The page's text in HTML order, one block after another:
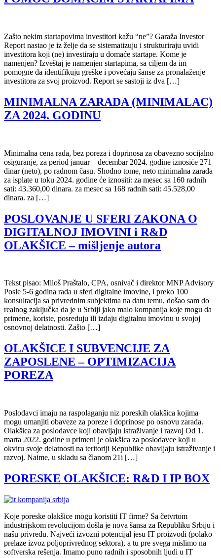
Zašto nekim startapovima investitori kažu “ne”? Garaža Investor
Report nastao je iz želje da se sistematizuju i strukturiraju uvidi
investitora koji (ne) investiraju u domaće startape. Kome je
namenjen? Izveštaj je namenjen startapima, sa ciljem da im
pomogne da identifikuju greške i povećaju šanse za pronalaženje
investitora za svoj proizvod. Report se sastoji iz dva […]
MINIMALNA ZARADA (MINIMALAC)
ZA 2024. GODINU
Minimalna cena rada, bez poreza i doprinosa za obavezno socijalno
osiguranje, za period januar – decembar 2024. godine iznosiće 271
dinar (neto), po radnom času. Shodno tome, neto minimalna zarada
za isplate u toku 2024. godine će iznositi: za mesec sa 160 radnih
sati: 43.360,00 dinara. za mesec sa 168 radnih sati: 45.528,00
dinara. za […]
POSLOVANJE U SFERI ZAKONA O
DIGITALNOJ IMOVINI i R&D
OLAKŠICE – mišljenje autora
Tekst pisao: Miloš Praštalo, CPA, osnivač i direktor MNP Advisory
Posle 5-6 godina rada u sferi digitalne imovine, i preko 100
konsultacija sa privrednim subjektima na datu temu, došao sam do
realnog zaključka da je u Srbiji jako malo kompanija koje mogu da
primene, koriste, posreduju ili izdaju digitalnu imovinu u svojoj
osnovnoj delatnosti. Zašto […]
OLAKŠICE I SUBVENCIJE ZA
ZAPOSLENE – OPTIMIZACIJA
POREZA
Poslodavci imaju na raspolaganju niz poreskih olakšica kojima
mogu umanjiti obaveze za poreze i doprinose po osnovu zarada.
Olakšica za poslodavce koji obavljaju istraživanje i razvoj Od 1.
marta 2022. godine u primeni je olakšica za poslodavce koji u
okviru svoje delatnosti na teritoriji Republike obavljaju istraživanje i
razvoj. Naime, u skladu sa članom 21i […]
PORESKE OLAKŠICE: R&D I IP BOX
Koje poreske olakšice mogu koristiti IT firme? Sa četvrtom
industrijskom revolucijom došla je nova šansa za Republiku Srbiju i
našu privredu. Najveći izvozni potencijal jesu IT proizvodi (polako
prelaze izvoz poljoprivrednog sektora), a tu pre svega mislimo na
softverska rešenja. Imamo puno radnih i sposobnih ljudi u IT